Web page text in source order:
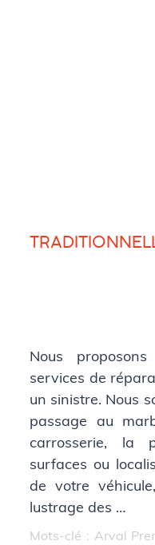
Nous
services de
un sinistre. Nous
passage au
carrosserie, la
surfaces ou
de votre
lustrage des …
Mots-clé : Arval